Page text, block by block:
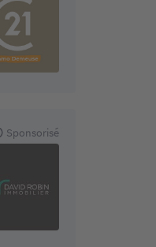
Sponsorisé